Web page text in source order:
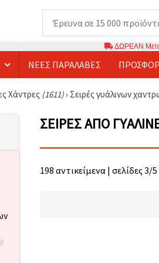
ΔΩΡΕΑΝ
ΝΈΕΣ ΠΑΡΑΛΑΒΈΣ
Χάντρες (1611)› Σειρές γυάλινων
ΣΕΙΡΈΣ ΑΠΌ
198 αντικείμενα | σελίδες 3/5